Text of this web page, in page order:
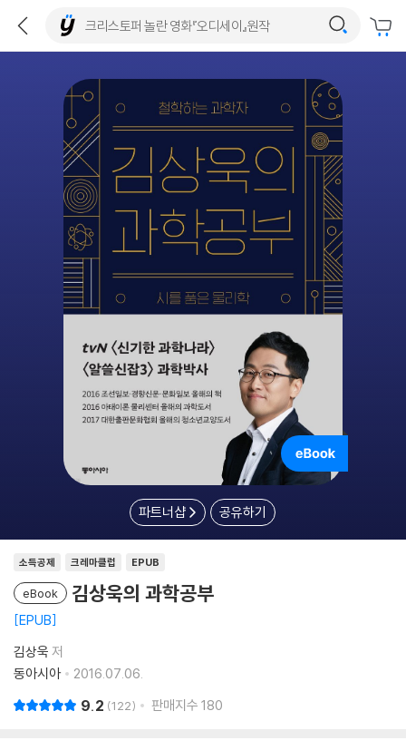
파트너샵 공유하기
소득공제 크레마클럽 EPUB
eBook 김상욱의 과학공부
EPUB
김상욱 저
동아시아
2016.07.06.
9.2 122 판매지수 180